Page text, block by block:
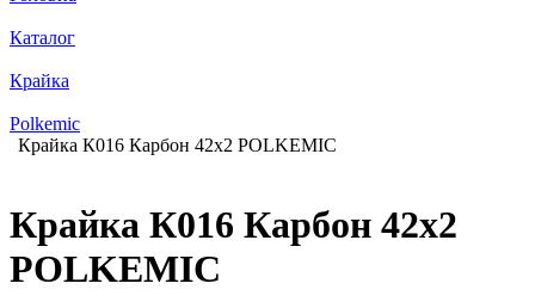
Каталог
Крайка
Polkemic
Крайка К016 Карбон 42х2 POLKEMIC
Крайка К016 Карбон 42х2
POLKEMIC